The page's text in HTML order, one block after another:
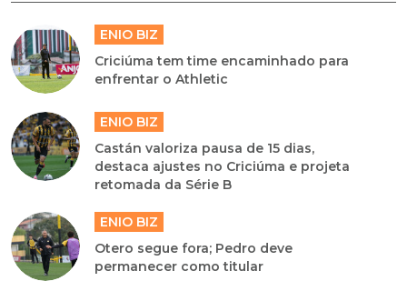
ENIO BIZ
Criciúma tem time encaminhado para
enfrentar o Athletic
ENIO BIZ
Castán valoriza pausa de 15 dias,
destaca ajustes no Criciúma e projeta
retomada da Série B
ENIO BIZ
Otero segue fora; Pedro deve
permanecer como titular